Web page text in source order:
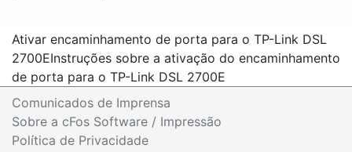
Ativar encaminhamento de porta para o TP-Link DSL
2700EInstruções sobre a ativação do encaminhamento
de porta para o TP-Link DSL 2700E
Comunicados de Imprensa
Sobre a cFos Software / Impressão
Política de Privacidade